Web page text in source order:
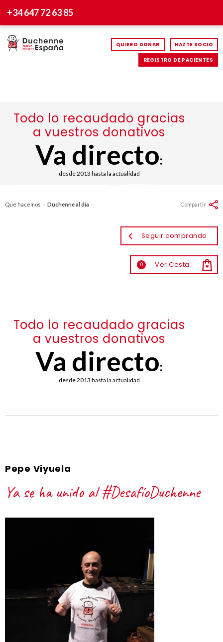
+34 647 72 63 85
QUIERO DONAR HAZTE SOCIO
REGISTRO DE PACIENTES
Todo lo recaudado gracias
a vuestros donativos
Va directo:
desde 2013 hasta la actualidad
Qué hacemos · Duchenne al día
Seguir comprando
0 Ver Cesta
Compartir
Todo lo recaudado gracias
a vuestros donativos
Va directo:
desde 2013 hasta la actualidad
Pepe Viyuela
Ya se ha unido al #DesafíoDuchenne